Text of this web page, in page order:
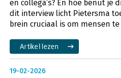
en collega’s? En hoe benut je
dit interview licht Pietersma
brein cruciaal is om mensen
Artikel lezen
19-02-2026